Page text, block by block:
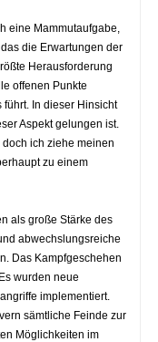
eine Mammutaufgabe,
die Erwartungen der
Herausforderung
offenen Punkte
In dieser Hinsicht
Aspekt gelungen ist.
ich ziehe meinen
zu einem
als große Stärke des
abwechslungsreiche
Das Kampfgeschehen
wurden neue
implementiert.
sämtliche Feinde zur
Möglichkeiten im